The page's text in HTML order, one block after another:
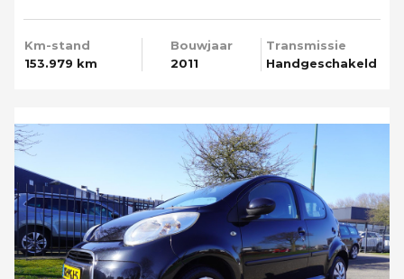
Km-stand
153.979 km
Bouwjaar
2011
Transmissie
Handgeschakeld